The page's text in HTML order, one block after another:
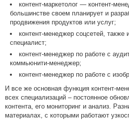
контент-маркетолог — контент-
большинстве своем планирует и
продвижения продуктов или услуг;
контент-менеджер соцсетей, также
специалист;
контент-менеджер по работе с
коммьюнити-менеджер;
контент-менеджер по работе с
И все же основная функция контент-
всех специализаций – постоянное
контента, его мониторинг и анализ.
материалах, с которыми работают